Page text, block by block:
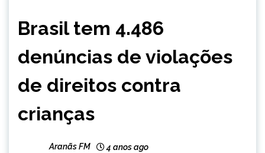
NOTÍCIAS
Brasil tem 4.486
denúncias de violações
de direitos contra
crianças
Aranãs FM 4 anos ago